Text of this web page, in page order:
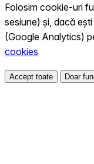
Folosim cookie-uri
sesiune) și, dacă
(Google Analytics)
cookies
Accept toate Doar